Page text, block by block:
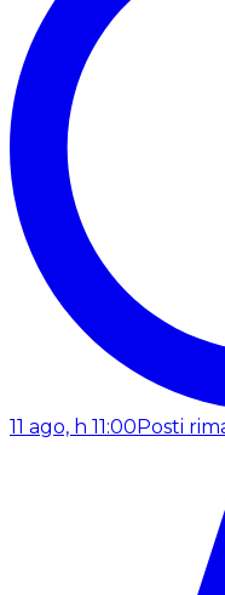
11 ago, h 11:00 Posti